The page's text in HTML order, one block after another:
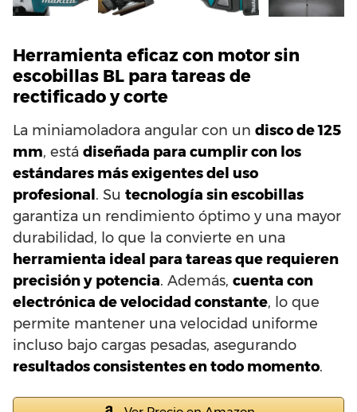
Herramienta eficaz con motor sin
escobillas BL para tareas de
rectificado y corte
La miniamoladora angular con un disco de 125
mm, está diseñada para cumplir con los
estándares más exigentes del uso
profesional. Su tecnología sin escobillas
garantiza un rendimiento óptimo y una mayor
durabilidad, lo que la convierte en una
herramienta ideal para tareas que requieren
precisión y potencia. Además, cuenta con
electrónica de velocidad constante, lo que
permite mantener una velocidad uniforme
incluso bajo cargas pesadas, asegurando
resultados consistentes en todo momento.